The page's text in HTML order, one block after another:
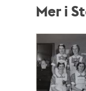
Mer i
poster
och
teman